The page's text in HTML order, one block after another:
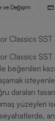
ve Değişim
Classics
Classics
beğenileri
daralan
yüzeyleri
seyahatlerde,